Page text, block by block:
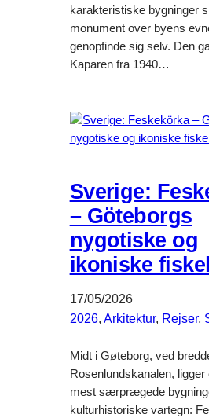
karakteristiske bygninger
monument over byens
genopfinde sig selv. Den
Kaparen fra 1940…
Sverige:
– Göteborgs
nygotiske og
ikoniske
17/05/2026
2026, Arkitektur, Rejser,
Midt i Gøteborg, ved
Rosenlundskanalen,
mest særprægede
kulturhistoriske vartegn: